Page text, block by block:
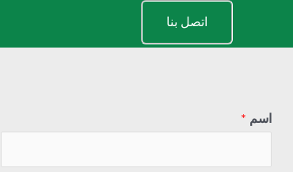
اتصل بنا
اسم *